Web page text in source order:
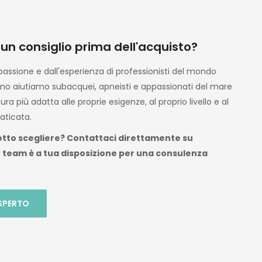
già
consiglio prima dell'acquisto?
e dall'esperienza di professionisti del mondo
aiutiamo subacquei, apneisti e appassionati del mare
più adatta alle proprie esigenze, al proprio livello e al
scegliere? Contattaci direttamente su
è a tua disposizione per una consulenza